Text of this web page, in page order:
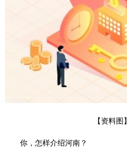
【资料图】
你，怎样介绍河南？